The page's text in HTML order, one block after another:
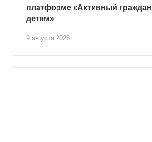
9 августа 2026
платформе «Активный
детям»